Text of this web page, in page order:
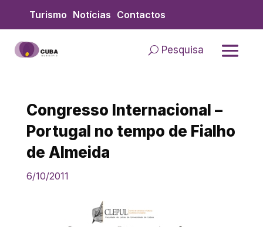
content
Turismo Notícias Contactos
Pesquisa
Congresso Internacional –
Portugal no tempo de Fialho
de Almeida
6/10/2011